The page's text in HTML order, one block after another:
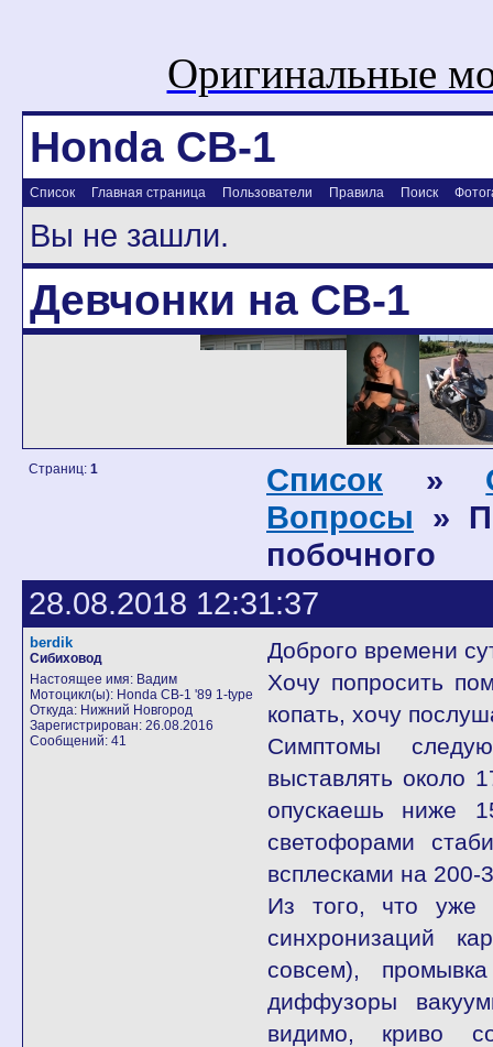
Оригинальные
Honda CB-1
Список Главная страница Пользователи Правила Поиск
Вы не зашли.
Девчонки на CB-1
Страниц: 1 Список »
Вопросы »
побочного
28.08.2018 12:31:37
berdik
Сибиховод
Настоящее имя: Вадим
Мотоцикл(ы): Honda CB-1 '89 1-type
Откуда: Нижний Новгород
Зарегистрирован: 26.08.2016
Сообщений: 41
Доброго времени
Хочу попросить
копать, хочу
Симптомы
выставлять около
опускаешь ниже
светофорами
всплесками на 200-
Из того, что уже
синхронизаций
совсем),
диффузоры
видимо, криво